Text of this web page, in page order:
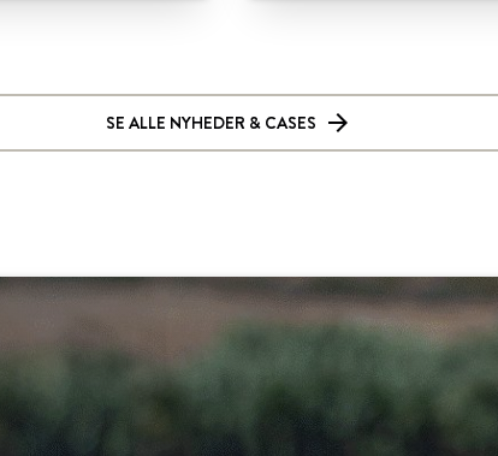
SE ALLE NYHEDER & CASES